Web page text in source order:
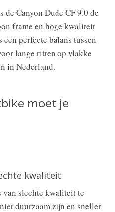
de Canyon Dude CF 9.0 de
frame en hoge kwaliteit
perfecte balans tussen
lange ritten op vlakke
in Nederland.
moet je
kwaliteit
slechte kwaliteit te
duurzaam zijn en sneller